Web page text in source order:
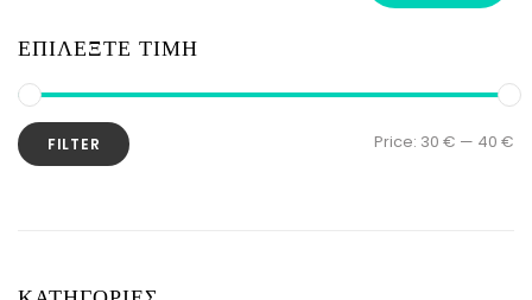
ΕΠΙΛΕΞΤΕ ΤΙΜΗ
FILTER Price: 30 € — 40 €